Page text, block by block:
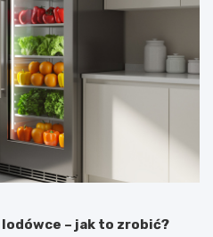
– jak to zrobić?